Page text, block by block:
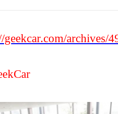
geekcar.com/archives/